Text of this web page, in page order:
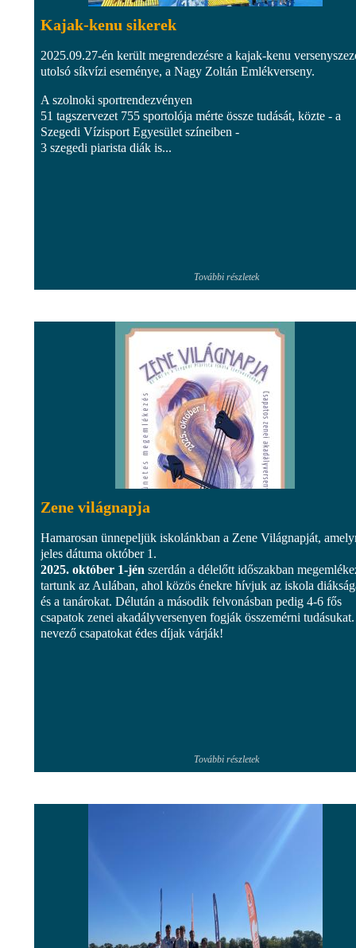
Kajak-kenu sikerek
2025.09.27-én került megrendezésre a kajak-kenu
utolsó síkvízi eseménye, a Nagy Zoltán Emlékverseny.
A szolnoki sportrendezvényen
51 tagszervezet 755 sportolója mérte össze tudását, közte - a
Szegedi Vízisport Egyesület színeiben -
3 szegedi piarista diák is...
További részletek
Zene világnapja
Hamarosan ünnepeljük iskolánkban a Zene Világnapját,
jeles dátuma október 1.
2025. október 1-jén szerdán a délelőtt időszakban
tartunk az Aulában, ahol közös énekre hívjuk az iskola
és a tanárokat. Délután a második felvonásban pedig 4-6 fős
csapatok zenei akadályversenyen fogják összemérni
nevező csapatokat édes díjak várják!
További részletek